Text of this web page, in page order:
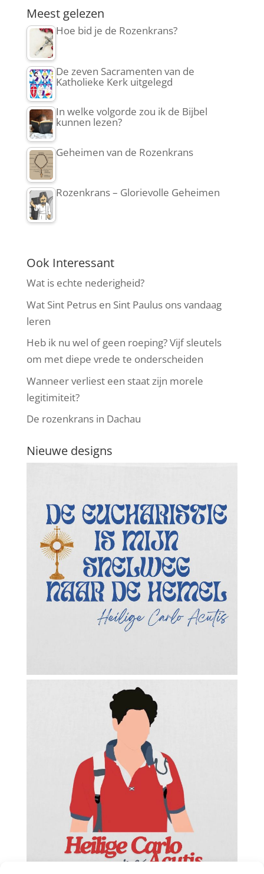
Meest gelezen
Hoe bid je de Rozenkrans?
De zeven Sacramenten van de
Katholieke Kerk uitgelegd
In welke volgorde zou ik de Bijbel
kunnen lezen?
Geheimen van de Rozenkrans
Rozenkrans – Glorievolle Geheimen
Ook Interessant
Wat is echte nederigheid?
Wat Sint Petrus en Sint Paulus ons vandaag
leren
Heb ik nu wel of geen roeping? Vijf sleutels
om met diepe vrede te onderscheiden
Wanneer verliest een staat zijn morele
legitimiteit?
De rozenkrans in Dachau
Nieuwe designs